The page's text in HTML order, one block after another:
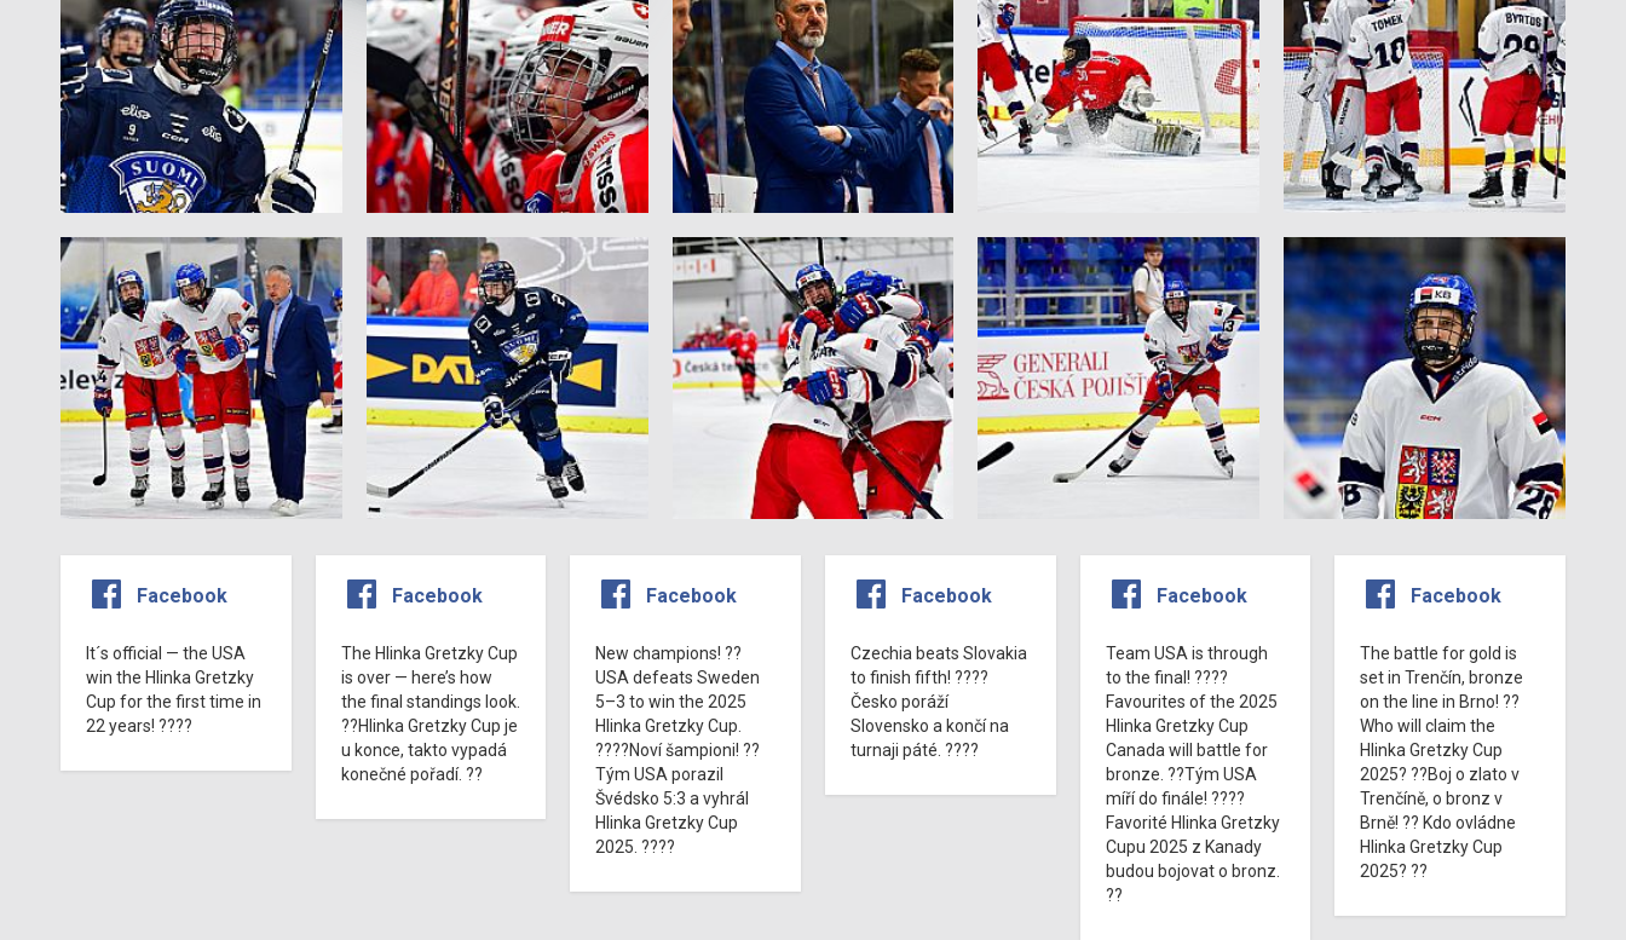
Facebook
It´s official — the USA
win the Hlinka Gretzky
Cup for the first time in
22 years! ????
Facebook
The Hlinka Gretzky Cup
is over — here’s how
the final standings look.
??Hlinka Gretzky Cup je
u konce, takto vypadá
konečné pořadí. ??
Facebook
New champions! ??
USA defeats Sweden
5–3 to win the 2025
Hlinka Gretzky Cup.
????Noví šampioni! ??
Tým USA porazil
Švédsko 5:3 a vyhrál
Hlinka Gretzky Cup
2025. ????
Facebook
Czechia beats Slovakia
to finish fifth! ????
Česko poráží
Slovensko a končí na
turnaji páté. ????
Facebook
Team USA is through
to the final! ????
Favourites of the 2025
Hlinka Gretzky Cup
Canada will battle for
bronze. ??Tým USA
míří do finále! ????
Favorité Hlinka Gretzky
Cupu 2025 z Kanady
budou bojovat o bronz.
??
Facebook
The battle for gold is
set in Trenčín, bronze
on the line in Brno! ??
Who will claim the
Hlinka Gretzky Cup
2025? ??Boj o zlato v
Trenčíně, o bronz v
Brně! ?? Kdo ovládne
Hlinka Gretzky Cup
2025? ??